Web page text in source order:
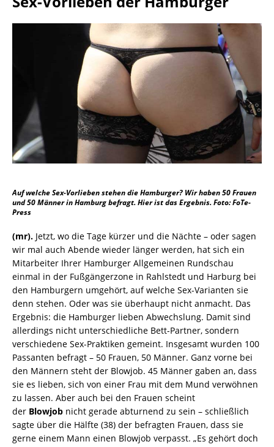
Auf welche Sex-Vorlieben stehen die Hamburger? Wir haben 50 Frauen
und 50 Männer in Hamburg befragt. Hier ist das Ergebnis. Foto: FoTe-
Press
(mr). Jetzt, wo die Tage kürzer und die Nächte – oder sagen
wir mal auch Abende wieder länger werden, hat sich ein
Mitarbeiter Ihrer Hamburger Allgemeinen Rundschau
einmal in der Fußgängerzone in Rahlstedt und Harburg bei
den Hamburgern umgehört, auf welche Sex-Varianten sie
denn stehen. Oder was sie überhaupt nicht anmacht. Das
Ergebnis: die Hamburger lieben Abwechslung. Damit sind
allerdings nicht unterschiedliche Bett-Partner, sondern
verschiedene Sex-Praktiken gemeint. Insgesamt wurden 100
Passanten befragt – 50 Frauen, 50 Männer. Ganz vorne bei
den Männern steht der Blowjob. 45 Männer gaben an, dass
sie es lieben, sich von einer Frau mit dem Mund verwöhnen
zu lassen. Aber auch bei den Frauen scheint
der Blowjob nicht gerade abturnend zu sein – schließlich
sagte über die Hälfte (38) der befragten Frauen, dass sie
gerne einem Mann einen Blowjob verpasst. „Es gehört doch